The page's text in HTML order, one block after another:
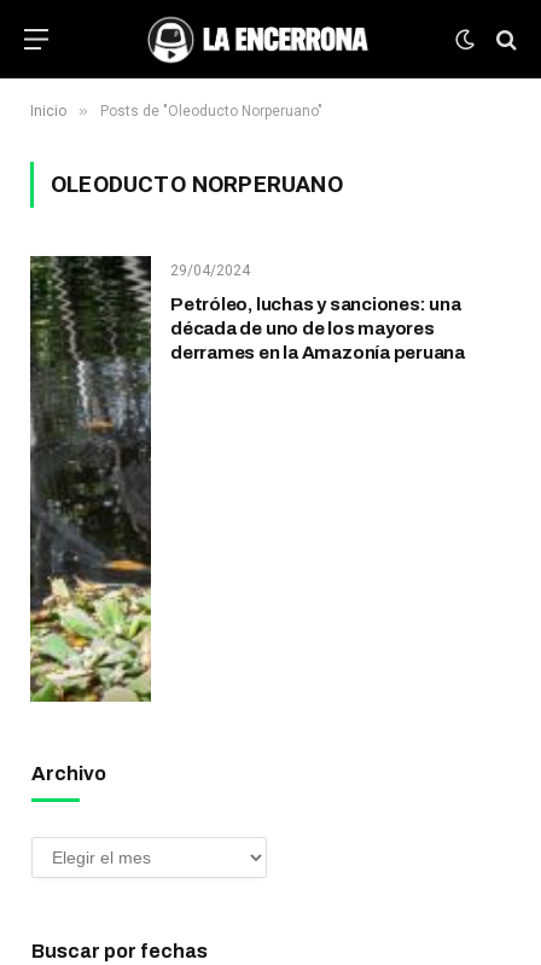
Inicio » Posts de "Oleoducto Norperuano"
OLEODUCTO NORPERUANO
29/04/2024
Petróleo, luchas y sanciones: una
década de uno de los mayores
derrames en la Amazonía peruana
Archivo
Buscar por fechas